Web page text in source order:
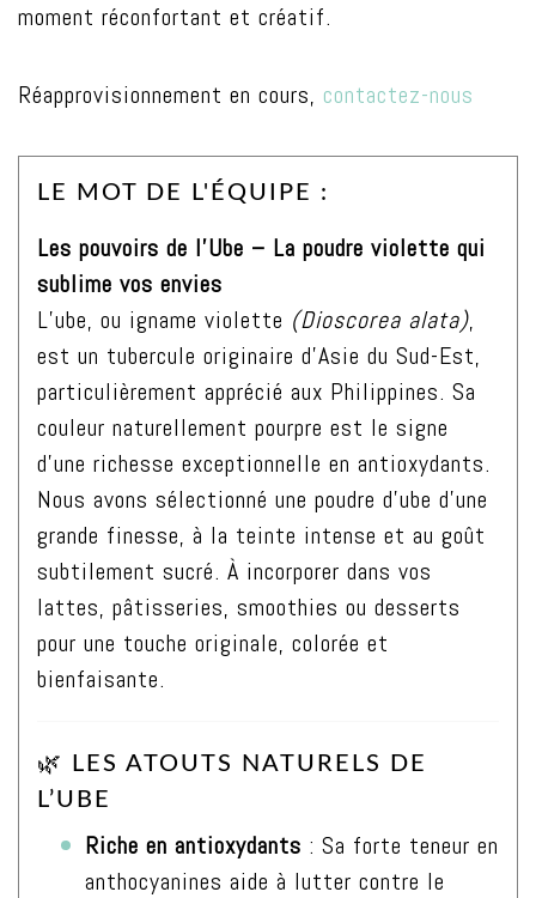
moment réconfortant et créatif.
Réapprovisionnement en cours, contactez-nous
LE MOT DE L'ÉQUIPE :
Les pouvoirs de l’Ube – La poudre violette qui
sublime vos envies
L’ube, ou igname violette (Dioscorea alata),
est un tubercule originaire d’Asie du Sud-Est,
particulièrement apprécié aux Philippines. Sa
couleur naturellement pourpre est le signe
d’une richesse exceptionnelle en antioxydants.
Nous avons sélectionné une poudre d’ube d’une
grande finesse, à la teinte intense et au goût
subtilement sucré. À incorporer dans vos
lattes, pâtisseries, smoothies ou desserts
pour une touche originale, colorée et
bienfaisante.
🌿 LES ATOUTS NATURELS DE
L’UBE
Riche en antioxydants : Sa forte teneur en
anthocyanines aide à lutter contre le